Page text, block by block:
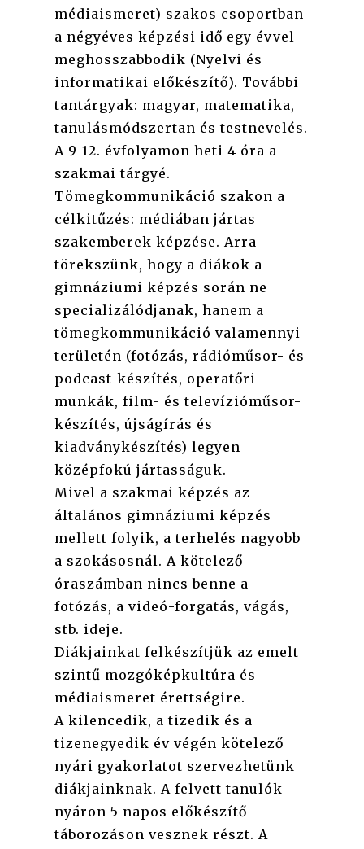
médiaismeret) szakos csoportban
a négyéves képzési idő egy évvel
meghosszabbodik (Nyelvi és
informatikai előkészítő). További
tantárgyak: magyar, matematika,
tanulásmódszertan és testnevelés.
A 9-12. évfolyamon heti 4 óra a
szakmai tárgyé.
Tömegkommunikáció szakon a
célkitűzés: médiában jártas
szakemberek képzése. Arra
törekszünk, hogy a diákok a
gimnáziumi képzés során ne
specializálódjanak, hanem a
tömegkommunikáció valamennyi
területén (fotózás, rádióműsor- és
podcast-készítés, operatőri
munkák, film- és televízióműsor-
készítés, újságírás és
kiadványkészítés) legyen
középfokú jártasságuk.
Mivel a szakmai képzés az
általános gimnáziumi képzés
mellett folyik, a terhelés nagyobb
a szokásosnál. A kötelező
óraszámban nincs benne a
fotózás, a videó-forgatás, vágás,
stb. ideje.
Diákjainkat felkészítjük az emelt
szintű mozgóképkultúra és
médiaismeret érettségire.
A kilencedik, a tizedik és a
tizenegyedik év végén kötelező
nyári gyakorlatot szervezhetünk
diákjainknak. A felvett tanulók
nyáron 5 napos előkészítő
táborozáson vesznek részt. A